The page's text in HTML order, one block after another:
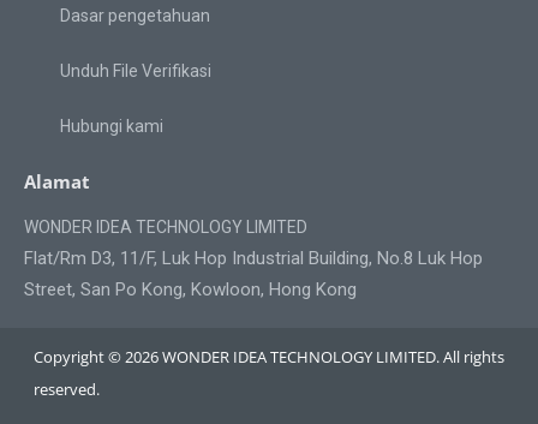
Dasar pengetahuan
Unduh File Verifikasi
Hubungi kami
Alamat
WONDER IDEA TECHNOLOGY LIMITED
Flat/Rm D3, 11/F, Luk Hop Industrial Building, No.8 Luk Hop
Street, San Po Kong, Kowloon, Hong Kong
Copyright © 2026 WONDER IDEA TECHNOLOGY LIMITED. All rights
reserved.